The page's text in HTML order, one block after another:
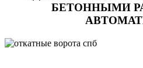
БЕТОННЫМИ